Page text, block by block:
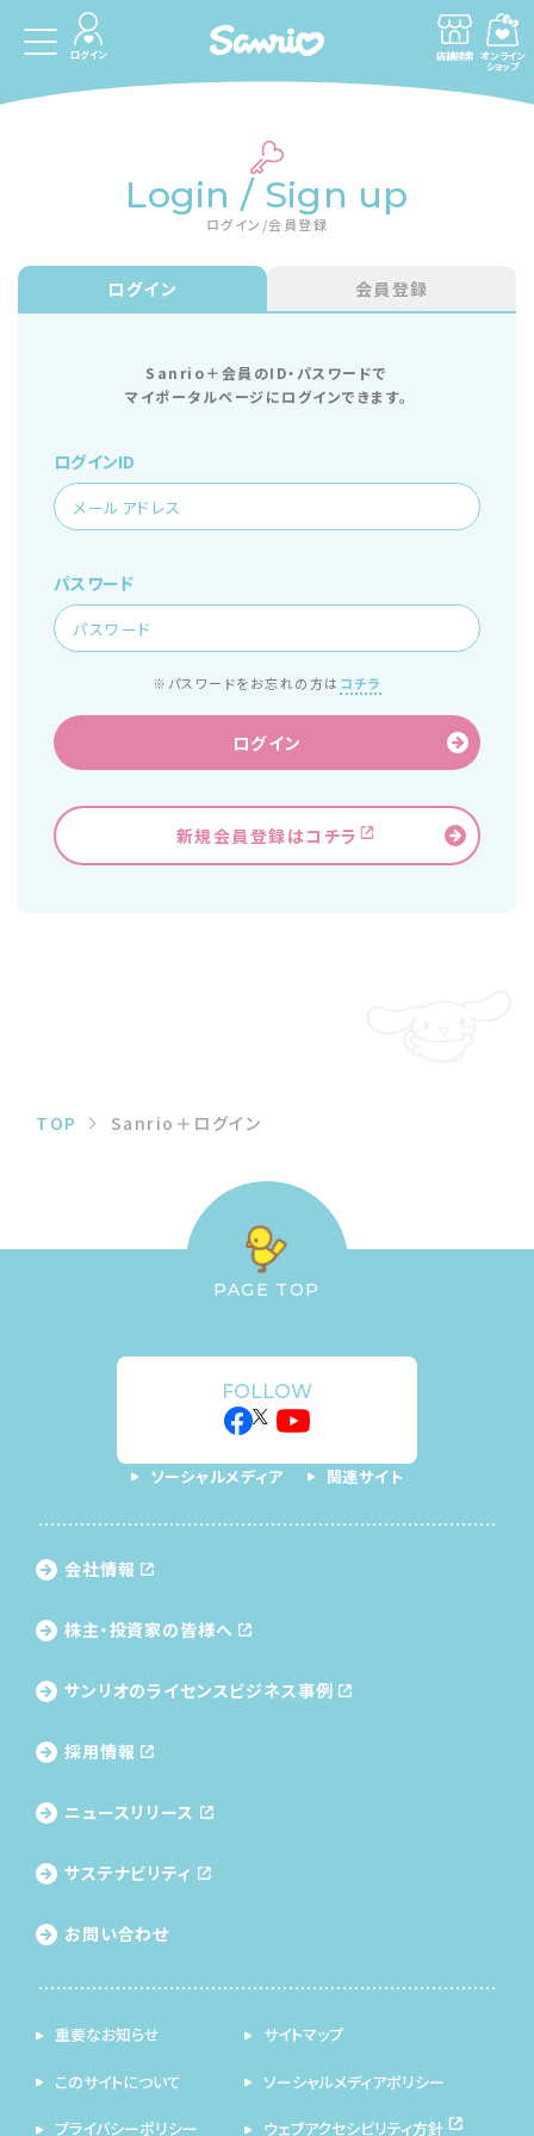
ログイン 店舗検索 オンライン
ショップ
Login / Sign up
ログイン/会員登録
ログイン 会員登録
Sanrio＋会員のID・パスワードで
マイポータルページにログインできます。
ログインID
パスワード
※パスワードをお忘れの方は コチラ
ログイン
新規会員登録はコチラ
TOP Sanrio＋ログイン
PAGE TOP
FOLLOW
ソーシャルメディア 関連サイト
会社情報
株主・投資家の皆様へ
サンリオのライセンス ビジネス事例
採用情報
ニュースリリース
サステナビリティ
お問い合わせ
重要なお知らせ サイトマップ
このサイトについて ソーシャルメディアポリシー
プライバシーポリシー ウェブアクセシビリティ方針